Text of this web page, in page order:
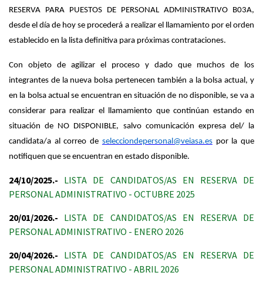
RESERVA PARA PUESTOS DE PERSONAL ADMINISTRATIVO B03A,
desde el día de hoy se procederá a realizar el llamamiento por el orden
establecido en la lista definitiva para próximas contrataciones.
Con objeto de agilizar el proceso y dado que muchos de los
integrantes de la nueva bolsa pertenecen también a la bolsa actual, y
en la bolsa actual se encuentran en situación de no disponible, se va a
considerar para realizar el llamamiento que continúan estando en
situación de NO DISPONIBLE, salvo comunicación expresa del/ la
candidata/a al correo de selecciondepersonal@veiasa.espor la que
notifiquen que se encuentran en estado disponible.
24/10/2025.- LISTA DE CANDIDATOS/AS EN RESERVA DE
PERSONAL ADMINISTRATIVO - OCTUBRE 2025
20/01/2026.- LISTA DE CANDIDATOS/AS EN RESERVA DE
PERSONAL ADMINISTRATIVO - ENERO 2026
20/04/2026.- LISTA DE CANDIDATOS/AS EN RESERVA DE
PERSONAL ADMINISTRATIVO - ABRIL 2026